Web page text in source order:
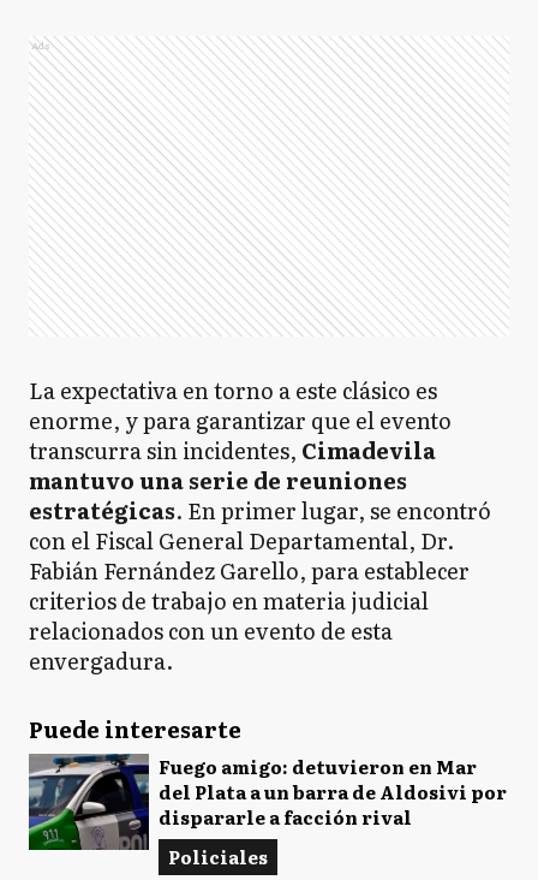
Ads
La expectativa en torno a este clásico es
enorme, y para garantizar que el evento
transcurra sin incidentes, Cimadevila
mantuvo una serie de reuniones
estratégicas. En primer lugar, se encontró
con el Fiscal General Departamental, Dr.
Fabián Fernández Garello, para establecer
criterios de trabajo en materia judicial
relacionados con un evento de esta
envergadura.
Puede interesarte
Fuego amigo: detuvieron en Mar
del Plata a un barra de Aldosivi por
dispararle a facción rival
Policiales